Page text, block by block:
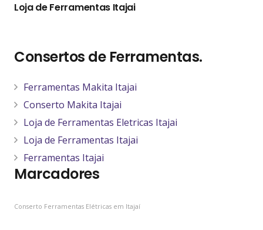
Loja de Ferramentas Itajai
Consertos de Ferramentas.
Ferramentas Makita Itajai
Conserto Makita Itajai
Loja de Ferramentas Eletricas Itajai
Loja de Ferramentas Itajai
Ferramentas Itajai
Marcadores
Conserto Ferramentas Elétricas em Itajaí